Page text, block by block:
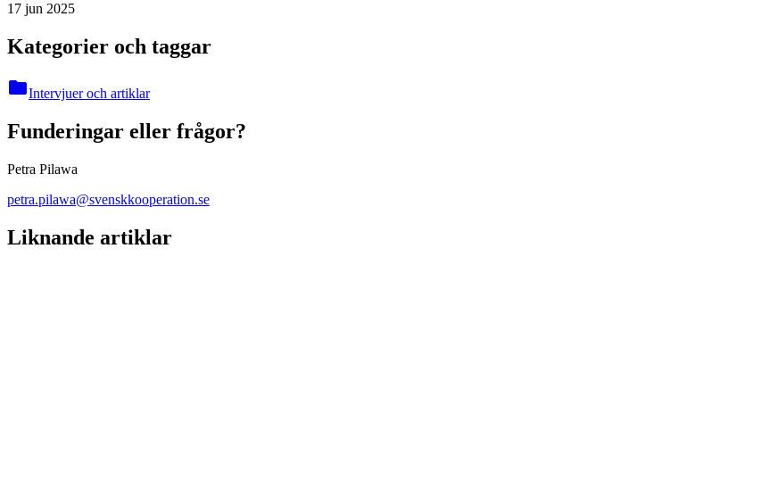
17 jun 2025
Kategorier och taggar
folderIntervjuer och artiklar
Funderingar eller frågor?
Petra Pilawa
petra.pilawa@svenskkooperation.se
Liknande artiklar